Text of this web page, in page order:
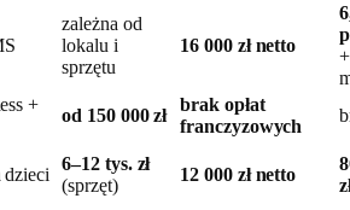
zależna od
lokalu i
sprzętu
16 000 zł netto
+
od 150 000 zł
brak opłat
franczyzowych
dzieci
6–12 tys. zł
(sprzęt)
12 000 zł netto